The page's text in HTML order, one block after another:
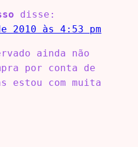
disse:
2010 às 4:53 pm
ainda não
por conta de
estou com muita